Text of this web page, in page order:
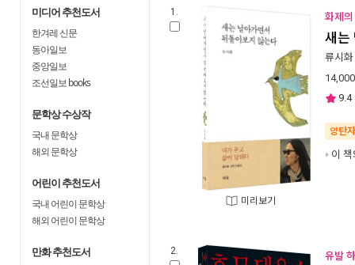
미디어 추천도서
한겨레 신문
동아일보
중앙일보
조선일보 books
문학상 수상작
국내 문학상
해외 문학상
어린이 추천도서
국내 어린이 문학상
해외 어린이 문학상
만화 추천도서
1.
미리보기
화제
새는
류시화
14,000
9.4
양탄
이
2. 유발